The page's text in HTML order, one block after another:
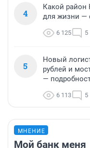
4
Какой район
для жизни —
6 125 5
5
Новый
рублей и
—
6 113 5
МНЕНИЕ
Мой банк меня